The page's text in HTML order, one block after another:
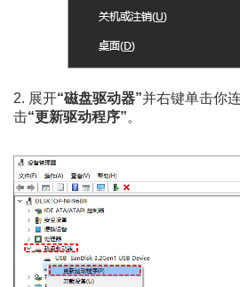
2. 展开“磁盘驱动器”并右键单击你
击“更新驱动程序”。